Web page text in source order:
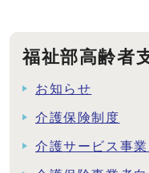
福祉部高齢者
お知らせ
介護保険制度
介護サービス事